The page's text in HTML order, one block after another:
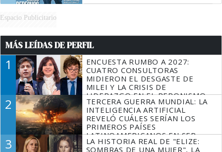
Espacio Publicitario
MÁS LEÍDAS DE PERFIL
1
ENCUESTA RUMBO A 2027:
CUATRO CONSULTORAS
MIDIERON EL DESGASTE DE
MILEI Y LA CRISIS DE
LIDERAZGO EN EL PERONISMO
2
TERCERA GUERRA MUNDIAL: LA
INTELIGENCIA ARTIFICIAL
REVELÓ CUÁLES SERÍAN LOS
PRIMEROS PAÍSES
LATINOAMERICANOS EN SER
DERROTADOS
3
LA HISTORIA REAL DE "ELIZE:
SOMBRAS DE UNA MUJER", LA